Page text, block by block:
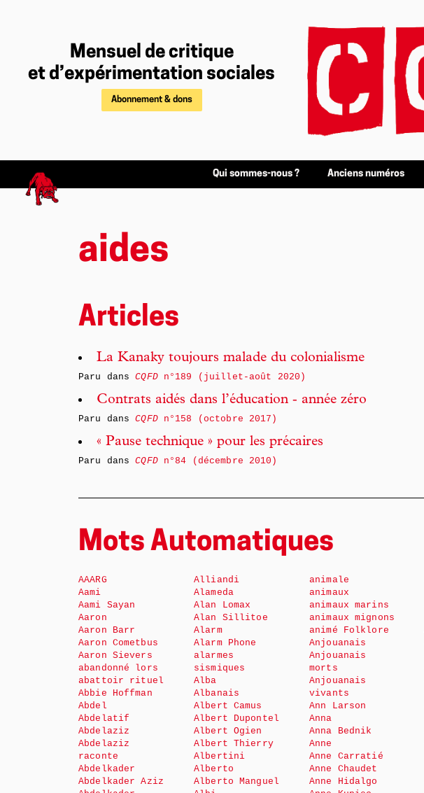
Mensuel de critique
et d’expérimentation sociales
Abonnement & dons
Qui sommes-nous ? Anciens numéros
aides
Articles
La Kanaky toujours malade du colonialisme
Paru dansCQFDn°189 (juillet-août 2020)
Contrats aidés dans l’éducation ‑­ année zéro
Paru dansCQFDn°158 (octobre 2017)
« Pause technique » pour les précaires
Paru dansCQFDn°84 (décembre 2010)
Mots Automatiques
AAARG
Aami
Aami Sayan
Aaron
Aaron Barr
Aaron Cometbus
Aaron Sievers
abandonné lors
abattoir rituel
Abbie Hoffman
Abdel
Abdelatif
Abdelaziz
Abdelaziz
raconte
Abdelkader
Abdelkader Aziz
Alliandi
Alameda
Alan Lomax
Alan Sillitoe
Alarm
Alarm Phone
alarmes
sismiques
Alba
Albanais
Albert Camus
Albert Dupontel
Albert Ogien
Albert Thierry
Albertini
Alberto
Alberto Manguel
animale
animaux
animaux marins
animaux mignons
animé Folklore
Anjouanais
Anjouanais
morts
Anjouanais
vivants
Ann Larson
Anna
Anna Bednik
Anne
Anne Carratié
Anne Chaudet
Anne Hidalgo